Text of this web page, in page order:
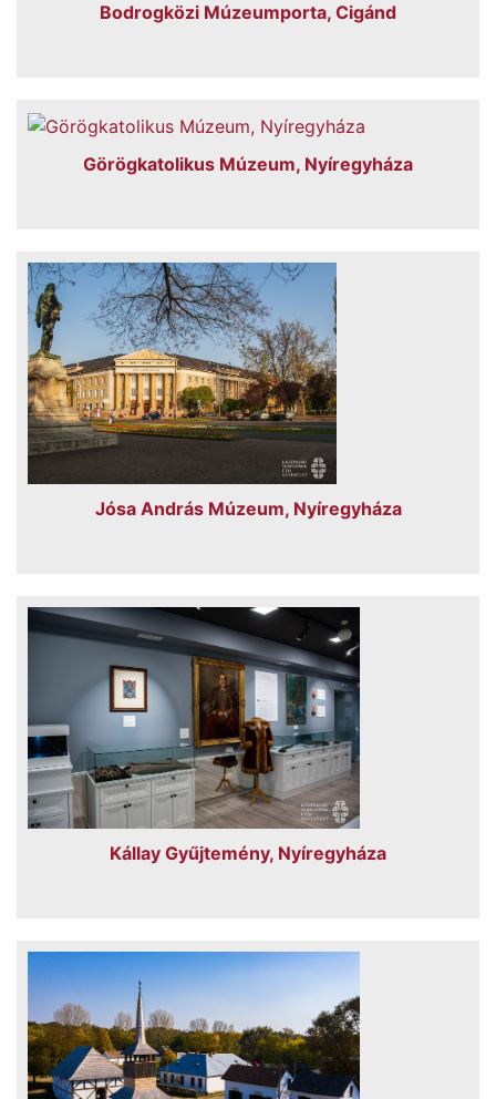
Bodrogközi Múzeumporta, Cigánd
Görögkatolikus Múzeum, Nyíregyháza
Jósa András Múzeum, Nyíregyháza
Kállay Gyűjtemény, Nyíregyháza